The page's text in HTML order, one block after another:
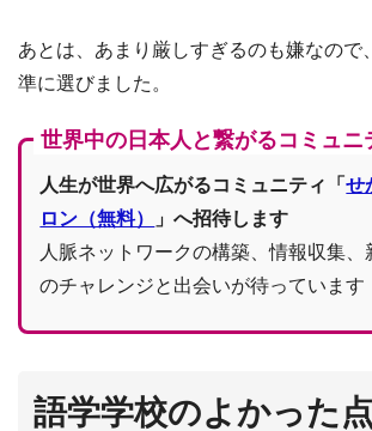
あとは、あまり厳しすぎるのも嫌なので
準に選びました。
世界中の日本人と繋がるコミュニ
人生が世界へ広がるコミュニティ「せ
ロン（無料）
」へ招待します
人脈ネットワークの構築、情報収集、
のチャレンジと出会いが待っています
語学学校のよかった